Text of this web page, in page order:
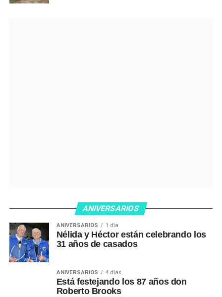
ANIVERSARIOS
ANIVERSARIOS 1 día
Nélida y Héctor están celebrando los
31 años de casados
ANIVERSARIOS 4 días
Está festejando los 87 años don
Roberto Brooks